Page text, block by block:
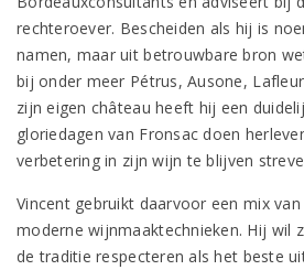
rechteroever. Bescheiden als hij is
namen, maar uit betrouwbare bron
bij onder meer Pétrus, Ausone, Lafleur
zijn eigen château heeft hij een
gloriedagen van Fronsac doen
verbetering in zijn wijn te blijven
Vincent gebruikt daarvoor een mix
moderne wijnmaaktechnieken. Hij wil
de traditie respecteren als het beste